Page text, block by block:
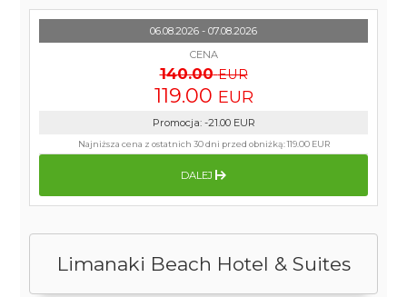
Limanaki Beach Hotel & Suites
06.08.2026 - 07.08.2026
CENA
140.00 EUR
119.00 EUR
Promocja: -21.00 EUR
Najniższa cena z ostatnich 30 dni przed obniżką:119.00 EUR
DALEJ